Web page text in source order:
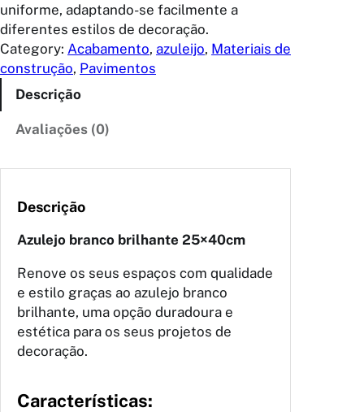
uniforme, adaptando-se facilmente a
diferentes estilos de decoração.
Category: Acabamento, azuleijo, Materiais de
construção, Pavimentos
Descrição
Avaliações (0)
Descrição
Azulejo branco brilhante 25×40cm
Renove os seus espaços com qualidade
e estilo graças ao azulejo branco
brilhante, uma opção duradoura e
estética para os seus projetos de
decoração.
Características: